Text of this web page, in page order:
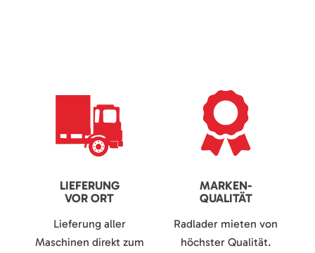
LIEFERUNG
VOR ORT
Lieferung aller
Maschinen direkt zum
MARKEN-
QUALITÄT
Radlader mieten von
höchster Qualität.